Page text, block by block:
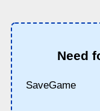
Need
SaveGame